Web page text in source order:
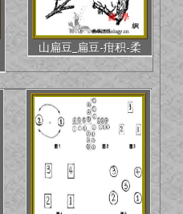
山扁豆_扁豆-疳积-柔